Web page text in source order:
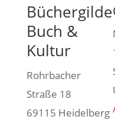
Büchergilde
Buch &
Kultur
Rohrbacher
Straße 18
69115 Heidelberg